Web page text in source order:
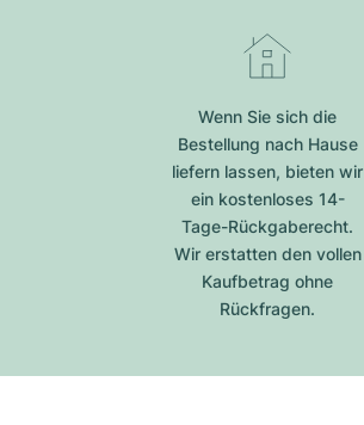
Wenn Sie sich die
Bestellung nach Hause
liefern lassen, bieten wir
ein kostenloses 14-
Tage-Rückgaberecht.
Wir erstatten den vollen
Kaufbetrag ohne
Rückfragen.